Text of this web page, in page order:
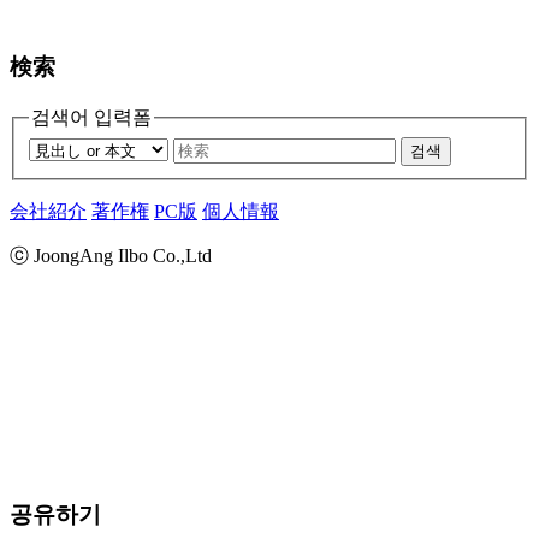
検索
검색어 입력폼
검색
会社紹介 著作権 PC版 個人情報
ⓒ JoongAng Ilbo Co.,Ltd
공유하기